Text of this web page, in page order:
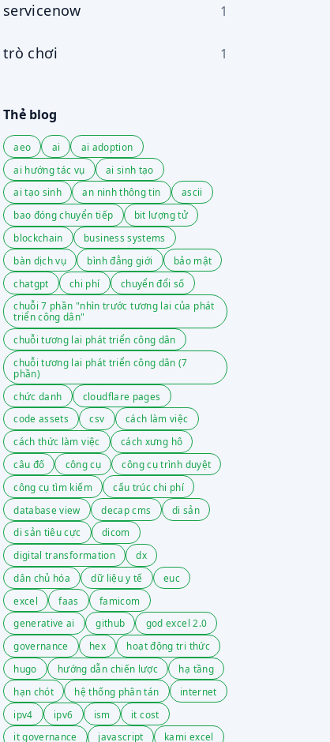
servicenow 1
trò chơi 1
Thẻ blog
aeo ai
ai adoption
ai hướng tác vụ
ai sinh tạo
ai tạo sinh
an ninh thông tin
ascii
bao đóng chuyển tiếp
bit lượng tử
blockchain
business systems
bàn dịch vụ
bình đẳng giới
bảo mật
chatgpt
chi phí
chuyển đổi số
chuỗi 7 phần "nhìn trước tương lai của phát
triển công dân"
chuỗi tương lai phát triển công dân
chuỗi tương lai phát triển công dân (7
phần)
chức danh
cloudflare pages
code assets
csv
cách làm việc
cách thức làm việc
cách xưng hô
câu đố
công cụ
công cụ trình duyệt
công cụ tìm kiếm
cấu trúc chi phí
database view
decap cms
di sản
di sản tiêu cực
dicom
digital transformation
dx
dân chủ hóa
dữ liệu y tế
euc
excel
faas
famicom
generative ai
github
god excel 2.0
governance
hex
hoạt động tri thức
hugo
hướng dẫn chiến lược
hạ tầng
hạn chót
hệ thống phân tán
internet
ipv4
ipv6 ism
it cost
it governance
javascript
kami excel